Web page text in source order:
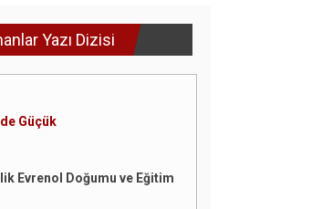
Yazı Dizisi
Güçük
Evrenol Doğumu ve Eğitim